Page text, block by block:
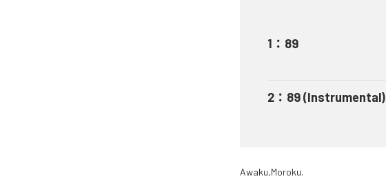
1 ： 89
2 ： 89 (Instrumental)
Awaku,Moroku.